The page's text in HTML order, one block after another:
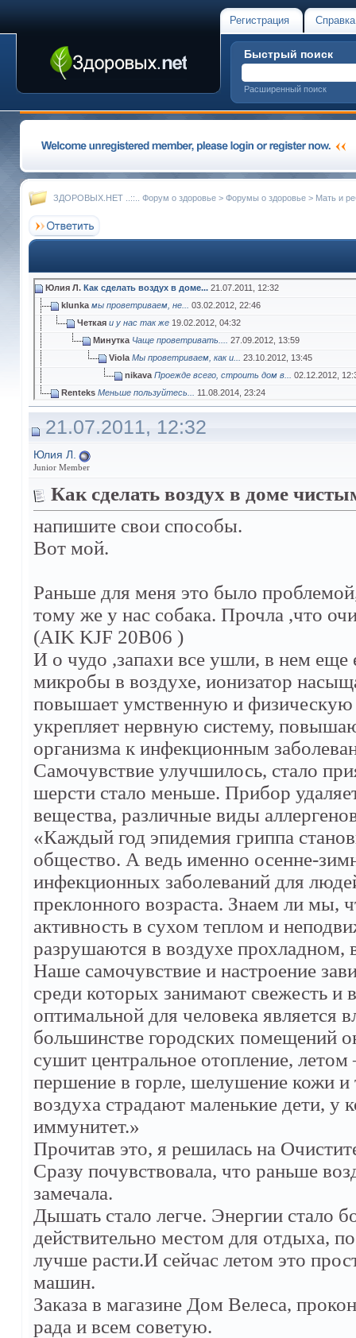
Регистрация Справка
Быстрый поиск
Расширенный поиск
ЗДОРОВЫХ.НЕТ ..::.. Форум о здоровье > Форумы о здоровье > Мать и
Юлия Л. Как сделать воздух в доме... 21.07.2011, 12:32
klunka мы проветриваем, не... 03.02.2012, 22:46
Четкая и у нас так же 19.02.2012, 04:32
Минутка Чаще проветривать.... 27.09.2012, 13:59
Viola Мы проветриваем, как и... 23.10.2012, 13:45
nikava Проежде всего, строить дом в... 02.12.2012,
Renteks Меньше пользуйтесь... 11.08.2014, 23:24
Серёга а все эти айр очистители...27.08.2014,18:13
Серёга Купите очиститель...
Дополнительные ответы в подтемах
21.07.2011, 12:32
Юлия Л.
Junior Member
Как сделать воздух в доме
напишите свои способы.
Вот мой.
Раньше для меня это было
тому же у нас собака. Прочла ,что
(AIK KJF 20B06 )
И о чудо ,запахи все ушли, в нем еще
микробы в воздухе, ионизатор
повышает умственную и физическую
укрепляет нервную систему,
организма к инфекционным
Самочувствие улучшилось, стало
шерсти стало меньше. Прибор
вещества, различные виды
«Каждый год эпидемия гриппа
общество. А ведь именно осенне-
инфекционных заболеваний для
преклонного возраста. Знаем ли мы,
активность в сухом теплом и
разрушаются в воздухе
Наше самочувствие и настроение
среди которых занимают свежесть и
оптимальной для человека является
большинстве городских помещений
сушит центральное отопление,
першение в горле, шелушение кожи
воздуха страдают маленькие дети, у
иммунитет.»
Прочитав это, я решилась на
Сразу почувствовала, что раньше
замечала.
Дышать стало легче. Энергии стало
действительно местом для отдыха,
лучше расти.И сейчас летом это
машин.
Заказа в магазине Дом Велеса,
рада и всем советую.